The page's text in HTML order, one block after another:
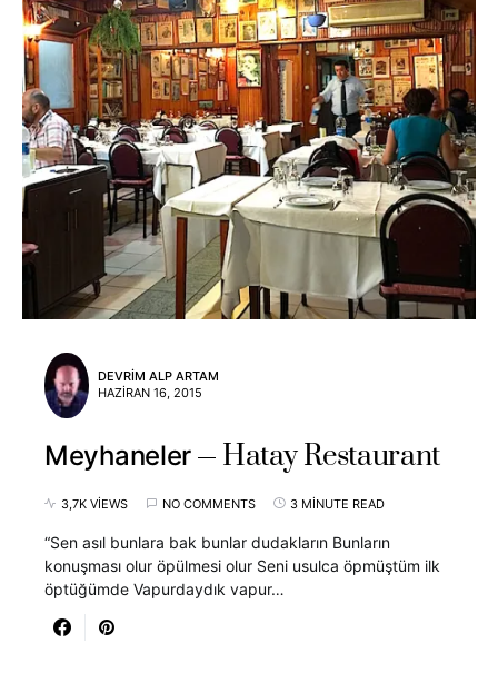
DEVRIM ALP ARTAM
HAZIRAN 16, 2015
Meyhaneler Hatay Restaurant
3,7K VIEWS NO COMMENTS 3 MINUTE READ
“Sen asıl bunlara bak bunlar dudakların Bunların
konuşması olur öpülmesi olur Seni usulca öpmüştüm ilk
öptüğümde Vapurdaydık vapur…